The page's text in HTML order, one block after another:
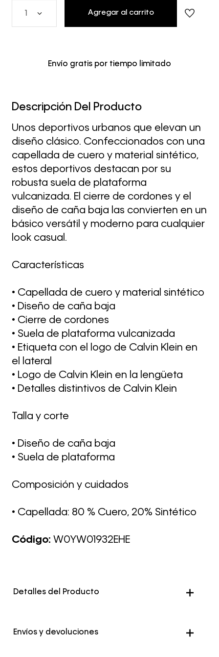
Agregar al carrito
Envío gratis por tiempo limitado
Descripción Del Producto
Unos deportivos urbanos que elevan un
diseño clásico. Confeccionados con una
capellada de cuero y material sintético,
estos deportivos destacan por su
robusta suela de plataforma
vulcanizada. El cierre de cordones y el
diseño de caña baja las convierten en un
básico versátil y moderno para cualquier
look casual.
Características
• Capellada de cuero y material sintético
• Diseño de caña baja
• Cierre de cordones
• Suela de plataforma vulcanizada
• Etiqueta con el logo de Calvin Klein en
el lateral
• Logo de Calvin Klein en la lengüeta
• Detalles distintivos de Calvin Klein
Talla y corte
• Diseño de caña baja
• Suela de plataforma
Composición y cuidados
• Capellada: 80 % Cuero, 20% Sintético
Código: W0YW01932EHE
Detalles del Producto
Color Negro
Envíos y devoluciones